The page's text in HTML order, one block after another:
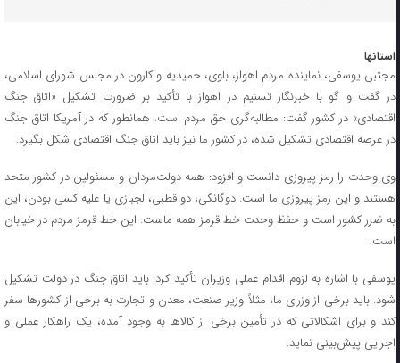
استانها
مجتبی یوسفی، نماینده مردم اهواز، باوی، حمیدیه و کارون در مجلس شورای اسلامی،
در گفت و گو با خبرنگار تسنیم در اهواز با تأکید بر ضرورت تشکیل «اتاق جنگ
اقتصادی» در کشور گفت: مطالبه‌گری حق مردم است. همانطور که در آمریکا اتاق جنگ
در عرصه اقتصادی تشکیل شده، در کشور ما نیز باید اتاق جنگ اقتصادی شکل بگیرد.
وی وحدت را رمز پیروزی دانست و افزود: همه دولت‌مردان و مسئولین در کشور متحد
هستند و این رمز پیروزی ما است. دوگانگی، دو قطبی، لجبازی یا علیه کسی بودن، این
به ضرر کشور است و حفظ وحدت خط قرمز همه ماست. این خط قرمز مردم در خیابان
است.
یوسفی با اشاره به لزوم اقدام عملی وزیران تأکید کرد: باید اتاق جنگ در دولت تشکیل
شود. باید برخی از وزرای ما، مثلاً وزیر صنعت، معدن و تجارت به برخی از کشورها سفر
کند و برای اشکالاتی که در تأمین برخی از کالاها به وجود آمده، یک راهکار عملی و
اجرایی پیش‌بینی نماید.